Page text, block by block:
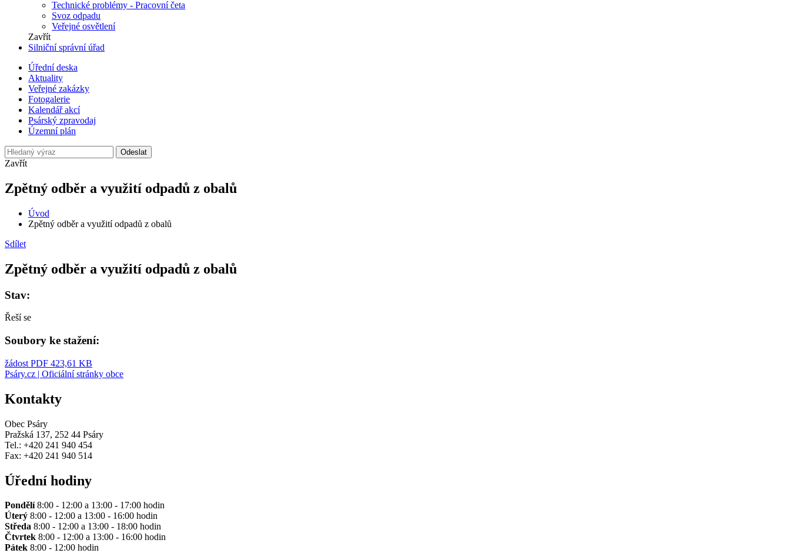
Technické problémy - Pracovní četa
Svoz odpadu
Veřejné osvětlení
Zavřít
Silniční správní úřad
Úřední deska
Aktuality
Veřejné zakázky
Fotogalerie
Kalendář akcí
Psárský zpravodaj
Územní plán
Odeslat
Zavřít
Zpětný odběr a využití odpadů z obalů
Úvod
Zpětný odběr a využití odpadů z obalů
Sdílet
Zpětný odběr a využití odpadů z obalů
Stav:
Řeší se
Soubory ke stažení:
žádost PDF 423,61 KB
Psáry.cz | Oficiální stránky obce
Kontakty
Obec Psáry
Pražská 137, 252 44 Psáry
Tel.: +420 241 940 454
Fax: +420 241 940 514
Úřední hodiny
Pondělí8:00 - 12:00 a 13:00 - 17:00 hodin
Úterý 8:00 - 12:00 a 13:00 - 16:00 hodin
Středa 8:00 - 12:00 a 13:00 - 18:00 hodin
Čtvrtek 8:00 - 12:00 a 13:00 - 16:00 hodin
Pátek 8:00 - 12:00 hodin